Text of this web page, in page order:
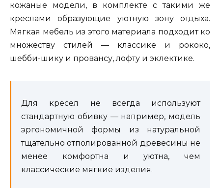
кожаные модели, в комплекте с такими же
креслами образующие уютную зону отдыха.
Мягкая мебель из этого материала подходит ко
множеству стилей — классике и рококо,
шебби-шику и провансу, лофту и эклектике.
Для кресел не всегда используют
стандартную обивку — например, модель
эргономичной формы из натуральной
тщательно отполированной древесины не
менее комфортна и уютна, чем
классические мягкие изделия.